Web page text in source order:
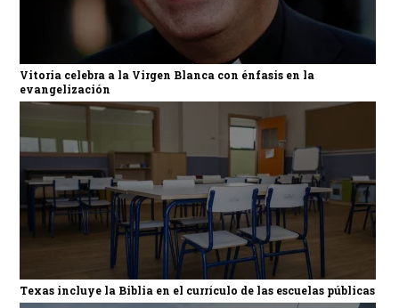
Vitoria celebra a la Virgen Blanca con énfasis en la
evangelización
Texas incluye la Biblia en el currículo de las escuelas públicas